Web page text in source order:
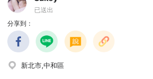
已送出
分享到：
新北市,中和區